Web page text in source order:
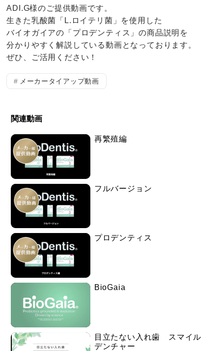
ADI.G様のご提供動画です。
生きた乳酸菌「L.ロイテリ菌」を使用した
バイオガイアの「プロデンティス」の商品説明を
分かりやすく解説している動画となっております。
ぜひ、ご活用ください！
メーカータイアップ動画
関連動画
再繁殖編
フルバージョン
プロデンティス
BioGaia
目立たない入れ歯 スマイル
デンチャー